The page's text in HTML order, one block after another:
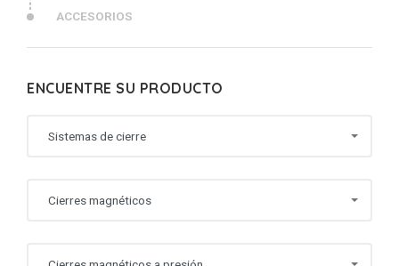
ACCESORIOS
ENCUENTRE SU PRODUCTO
Sistemas de cierre
Cierres magnéticos